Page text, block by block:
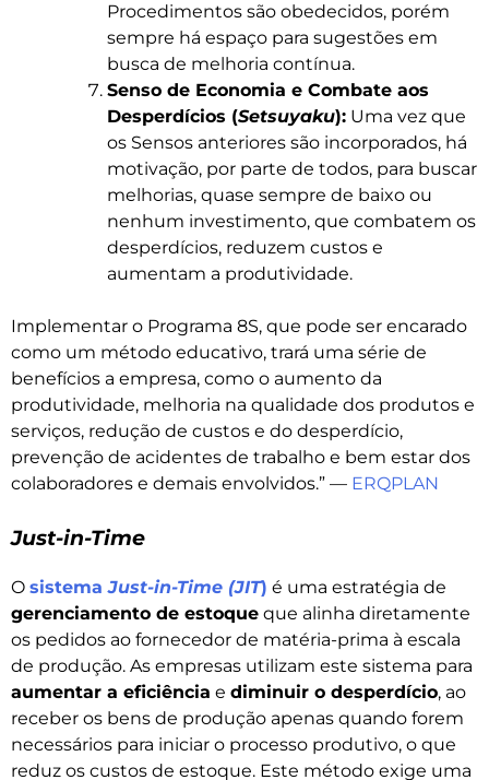
Procedimentos são obedecidos, porém
sempre há espaço para sugestões em
busca de melhoria contínua.
Senso de Economia e Combate aos
Desperdícios (Setsuyaku): Uma vez que
os Sensos anteriores são incorporados, há
motivação, por parte de todos, para buscar
melhorias, quase sempre de baixo ou
nenhum investimento, que combatem os
desperdícios, reduzem custos e
aumentam a produtividade.
Implementar o Programa 8S, que pode ser encarado
como um método educativo, trará uma série de
benefícios a empresa, como o aumento da
produtividade, melhoria na qualidade dos produtos e
serviços, redução de custos e do desperdício,
prevenção de acidentes de trabalho e bem estar dos
colaboradores e demais envolvidos.” — ERQPLAN
Just-in-Time
O sistemaJust-in-Time (JIT) é uma estratégia de
gerenciamento de estoque que alinha diretamente
os pedidos ao fornecedor de matéria-prima à escala
de produção. As empresas utilizam este sistema para
aumentar a eficiência e diminuir o desperdício, ao
receber os bens de produção apenas quando forem
necessários para iniciar o processo produtivo, o que
reduz os custos de estoque. Este método exige uma